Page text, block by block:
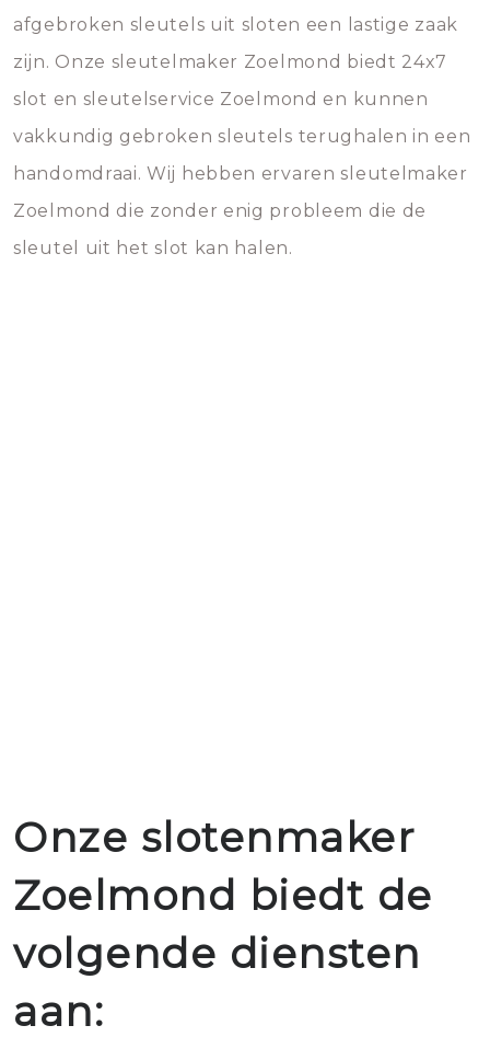
afgebroken sleutels uit sloten een lastige zaak
zijn. Onze sleutelmaker Zoelmond biedt 24x7
slot en sleutelservice Zoelmond en kunnen
vakkundig gebroken sleutels terughalen in een
handomdraai. Wij hebben ervaren sleutelmaker
Zoelmond die zonder enig probleem die de
sleutel uit het slot kan halen.
Onze slotenmaker
Zoelmond biedt de
volgende diensten
aan: